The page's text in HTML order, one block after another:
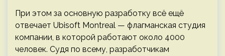
При этом за основную разработку всё ещё
отвечает Ubisoft Montreal — флагманская студия
компании, в которой работают около 4000
человек. Судя по всему, разработчикам